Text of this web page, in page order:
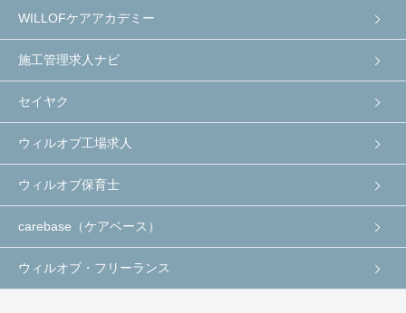
WILLOFケアアカデミー
施工管理求人ナビ
セイヤク
ウィルオブ工場求人
ウィルオブ保育士
carebase（ケアベース）
ウィルオブ・フリーランス